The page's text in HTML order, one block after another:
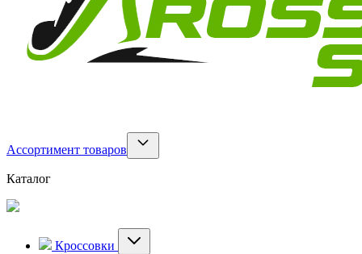
Ассортимент товаров
Каталог
Кроссовки